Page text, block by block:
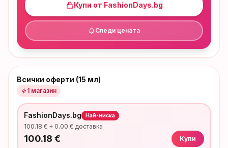
Купи от FashionDays.bg
Следи цената
Всички оферти (15 мл)
1 магазин
FashionDays.bg Най-ниска
100.18 € + 0.00 € доставка
100.18 € Купи